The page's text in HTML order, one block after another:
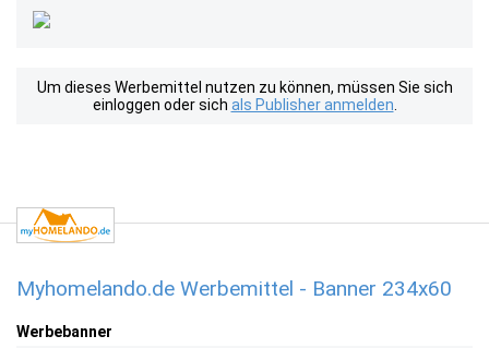
Um dieses Werbemittel nutzen zu können, müssen Sie sich
einloggen oder sich als Publisher anmelden
Myhomelando.de Werbemittel - Banner 234x60
Werbebanner